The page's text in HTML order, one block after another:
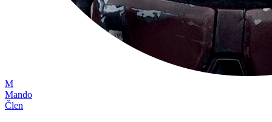
M
Mando
Člen